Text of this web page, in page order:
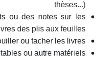
thèses...)
ou des notes sur les
des plis aux feuilles.
ou tacher les livres.
ou autre matériels.